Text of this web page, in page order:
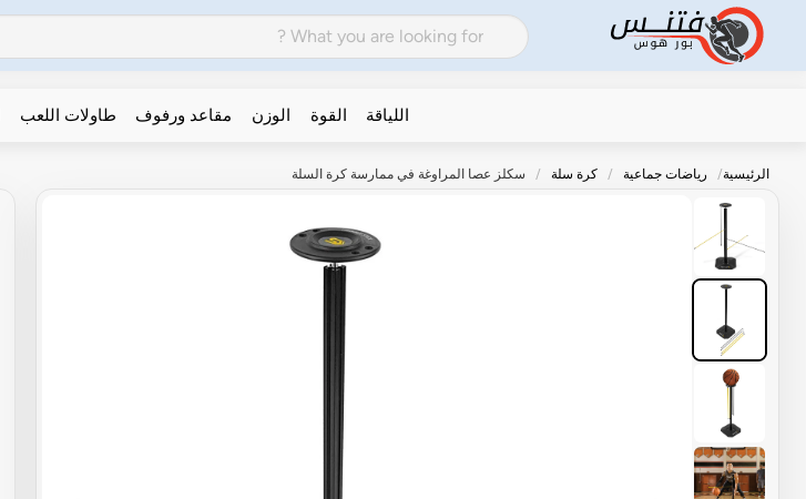
اللياقة القوة الوزن مقاعد ورفوف طاولات اللعب
الرئيسية رياضات جماعية كرة سلة سكلز عصا المراوغة في ممارسة كرة السلة